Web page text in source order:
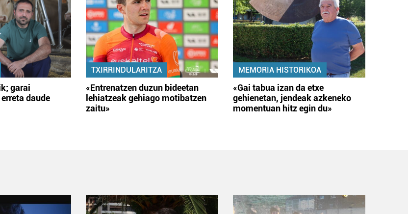
garai
daude
TXIRRINDULARITZA
«Entrenatzen duzun bideetan
lehiatzeak gehiago motibatzen
zaitu»
MEMORIA HISTORIKOA
«Gai tabua izan da etxe
gehienetan, jendeak azkeneko
momentuan hitz egin du»